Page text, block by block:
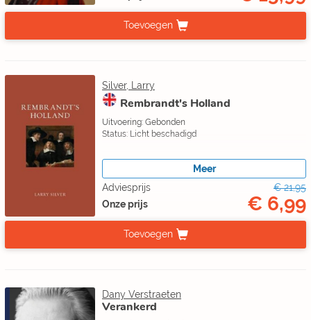
Toevoegen
Silver, Larry
Rembrandt's Holland
Uitvoering: Gebonden
Status: Licht beschadigd
Meer
Adviesprijs
€ 21,95
Onze prijs
€ 6,99
Toevoegen
Dany Verstraeten
Verankerd